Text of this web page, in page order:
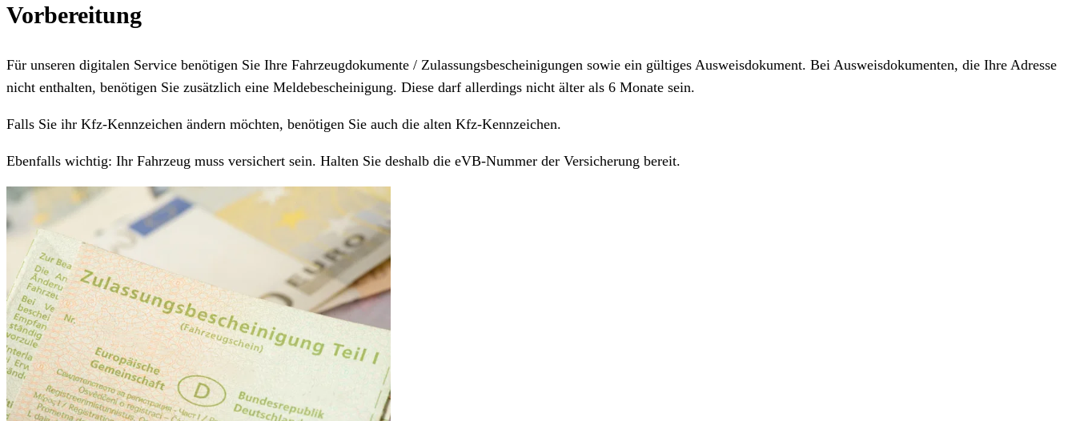
Vorbereitung
Für unseren digitalen Service benötigen Sie Ihre Fahrzeugdokumente / Zulassungsbescheinigungen sowie ein gültiges Ausweisdokument. Bei Ausweisdokumenten, die Ihre Adresse
nicht enthalten, benötigen Sie zusätzlich eine Meldebescheinigung. Diese darf allerdings nicht älter als 6 Monate sein.
Falls Sie ihr Kfz-Kennzeichen ändern möchten, benötigen Sie auch die alten Kfz-Kennzeichen.
Ebenfalls wichtig: Ihr Fahrzeug muss versichert sein. Halten Sie deshalb die eVB-Nummer der Versicherung bereit.